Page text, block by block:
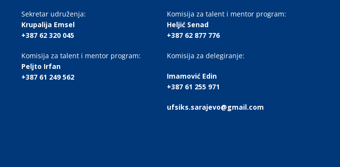
Sekretar udruženja:
Krupalija Emsel
+387 62 320 045
Komisija za talent i mentor program:
Peljto Irfan
+387 61 249 562
Komisija za talent i mentor program:
Heljić Senad
+387 62 877 776
Komisija za delegiranje:
Imamović Edin
+387 61 255 971
ufsiks.sarajevo@gmail.com